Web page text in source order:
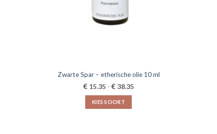
Zwarte Spar – etherische olie 10 ml
€ 15.35 - € 38.35Prijsklasse:
KIES SOORT